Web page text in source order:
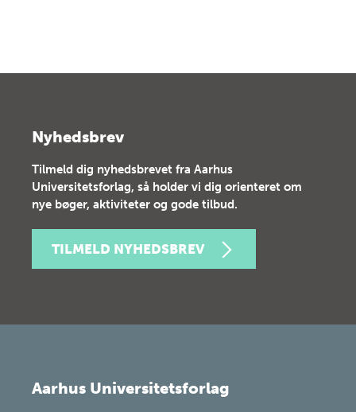
Nyhedsbrev
Tilmeld dig nyhedsbrevet fra Aarhus
Universitetsforlag, så holder vi dig orienteret om
nye bøger, aktiviteter og gode tilbud.
TILMELD NYHEDSBREV
Aarhus Universitetsforlag